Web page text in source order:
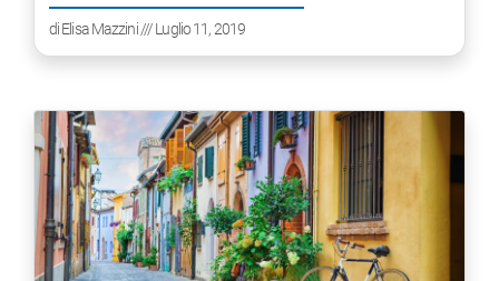
diElisa Mazzini/// Luglio 11, 2019